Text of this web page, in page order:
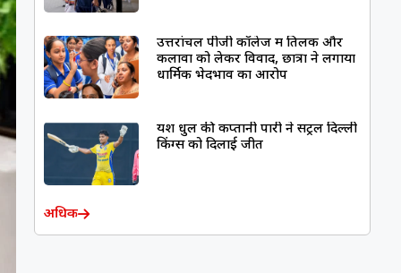
उत्तरांचल पीजी कॉलेज में तिलक और
कलावा को लेकर विवाद, छात्रों ने लगाया
धार्मिक भेदभाव का आरोप
यश धुल की कप्तानी पारी ने सेंट्रल दिल्ली
किंग्स को दिलाई जीत
अधिक